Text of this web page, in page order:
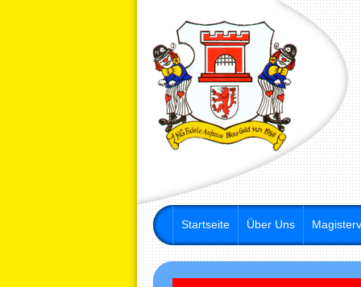
Startseite Über Uns